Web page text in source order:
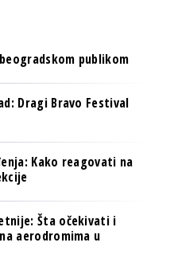
publikom
Dragi Bravo Festival
Kako reagovati na
Šta očekivati i
aerodromima u